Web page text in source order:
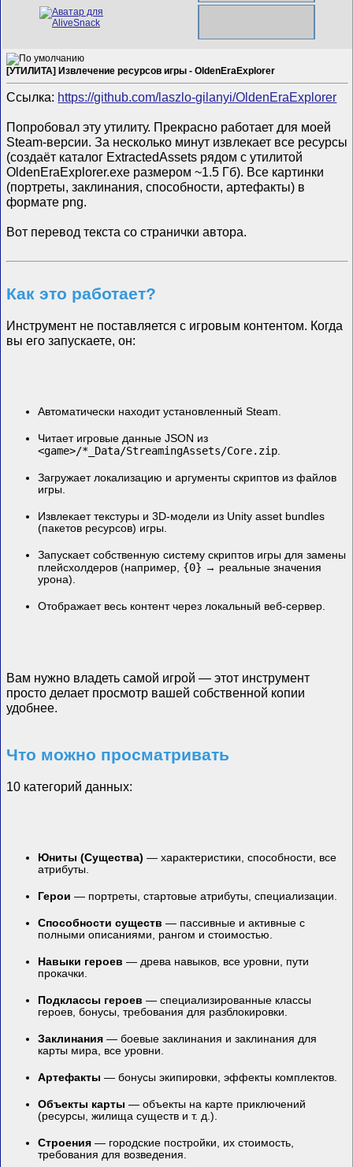
[УТИЛИТА] Извлечение ресурсов игры - OldenEraExplorer
Ссылка: https://github.com/laszlo-gilanyi/OldenEraExplorer
Попробовал эту утилиту. Прекрасно работает для моей
Steam-версии. За несколько минут извлекает все ресурсы
(создаёт каталог ExtractedAssets рядом с утилитой
OldenEraExplorer.exe размером ~1.5 Гб). Все картинки
(портреты, заклинания, способности, артефакты) в
формате png.
Вот перевод текста со странички автора.
Как это работает?
Инструмент не поставляется с игровым контентом. Когда
вы его запускаете, он:
Автоматически находит установленный Steam.
Читает игровые данные JSON из
<game>/*_Data/StreamingAssets/Core.zip.
Загружает локализацию и аргументы скриптов из файлов
игры.
Извлекает текстуры и 3D-модели из Unity asset bundles
(пакетов ресурсов) игры.
Запускает собственную систему скриптов игры для замены
плейсхолдеров (например, {0} → реальные значения
урона).
Отображает весь контент через локальный веб-сервер.
Вам нужно владеть самой игрой — этот инструмент
просто делает просмотр вашей собственной копии
удобнее.
Что можно просматривать
10 категорий данных:
Юниты (Существа) — характеристики, способности, все
атрибуты.
Герои — портреты, стартовые атрибуты, специализации.
Способности существ — пассивные и активные с
полными описаниями, рангом и стоимостью.
Навыки героев — древа навыков, все уровни, пути
прокачки.
Подклассы героев — специализированные классы
героев, бонусы, требования для разблокировки.
Заклинания — боевые заклинания и заклинания для
карты мира, все уровни.
Артефакты — бонусы экипировки, эффекты комплектов.
Объекты карты — объекты на карте приключений
(ресурсы, жилища существ и т. д.).
Строения — городские постройки, их стоимость,
требования для возведения.